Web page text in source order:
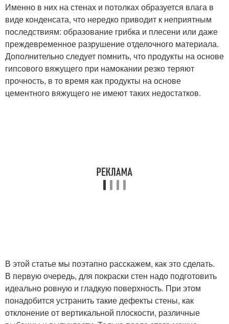
Именно в них на стенах и потолках образуется влага в
виде конденсата, что нередко приводит к неприятным
последствиям: образование грибка и плесени или даже
преждевременное разрушение отделочного материала.
Дополнительно следует помнить, что продукты на основе
гипсового вяжущего при намокании резко теряют
прочность, в то время как продукты на основе
цементного вяжущего не имеют таких недостатков.
В этой статье мы поэтапно расскажем, как это сделать.
В первую очередь, для покраски стен надо подготовить
идеально ровную и гладкую поверхность. При этом
понадобится устранить такие дефекты стены, как
отклонение от вертикальной плоскости, различные